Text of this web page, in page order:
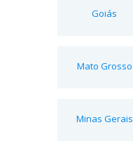
Goiás
Mato Grosso
Minas Gerais